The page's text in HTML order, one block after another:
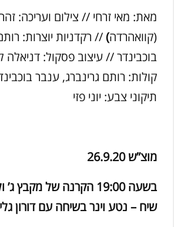
מאת: מאי זרחי // צילום ועריכה:
(קוואהרדה)// רקדניות יוצרות:
בוכבינדר // עיצוב פסקול: דניאלה
קולות: רותם גרינברג, ענבר
תיקוני צבע: יוני פזי
מוצ”ש 26.9.20
בשעה 19:00 הקרנה של
שיח – נטע וינר בשיחה עם דורון